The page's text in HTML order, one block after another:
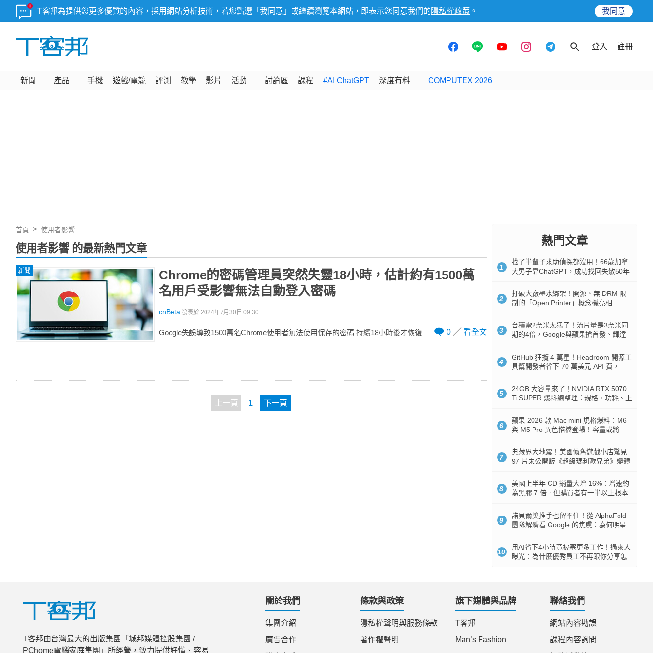
T客邦為提供您更多優質的內容，採用網站分析技術，若您點選「我同意」或繼續瀏覽本網站，即表示您同意我們的 隱私權政策 。 我同意
登入 註冊
新聞 產品 手機 遊戲/電競 評測 教學 影片 活動 討論區 課程 #AI ChatGPT 深度有料 COMPUTEX 2026
首頁 使用者影響
使用者影響 的最新熱門文章
新聞
Chrome的密碼管理員突然失靈18小時，估計約有1500萬
名用戶受影響無法自動登入密碼
cnBeta 發表於 2024年7月30日 09:30
Google失誤導致1500萬名Chrome使用者無法使用保存的密碼 持續18小時後才恢復 0 看全文
上一頁 1 下一頁
熱門文章
1
找了半輩子求助偵探都沒用！66歲加拿
大男子靠ChatGPT，成功找回失散50年
2
打破大廠墨水綁架！開源、無 DRM 限
制的「Open Printer」概念機亮相
3
台積電2奈米太猛了！流片量是3奈米同
期的4倍，Google與蘋果搶首發、輝達
4
GitHub 狂攬 4 萬星！Headroom 開源工
具幫開發者省下 70 萬美元 API 費，
5
24GB 大容量來了！NVIDIA RTX 5070
Ti SUPER 爆料總整理：規格、功耗、上
6
蘋果 2026 款 Mac mini 規格爆料：M6
與 M5 Pro 異色搭檔登場！容量或將
7
典藏界大地震！美國懷舊遊戲小店驚見
97 片未公開版《超級瑪利歐兄弟》變體
8
美國上半年 CD 銷量大增 16%：增速約
為黑膠 7 倍，但購買者有一半以上根本
9
諾貝爾獎推手也留不住！從 AlphaFold
團隊解體看 Google 的焦慮：為何明星
10
用AI省下4小時竟被塞更多工作！過來人
曝光：為什麼優秀員工不再跟你分享怎
T客邦由台灣最大的出版集團「城邦媒體控股集團 /
PChome電腦家庭集團」所經營，致力提供好懂、容易
關於我們
集團介紹
廣告合作
條款與政策
隱私權聲明與服務條款
著作權聲明
旗下媒體與品牌
T客邦
Man’s Fashion
聯絡我們
網站內容勘誤
課程內容詢問